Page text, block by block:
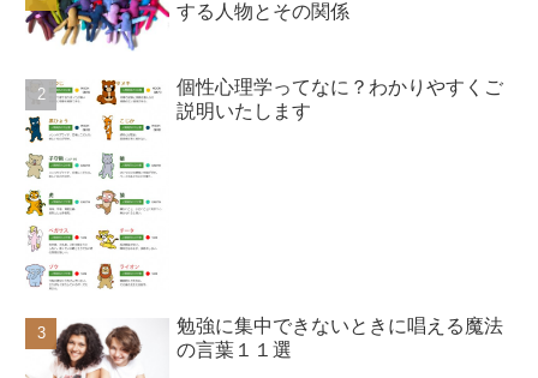
する人物とその関係
個性心理学ってなに？わかりやすくご
説明いたします
勉強に集中できないときに唱える魔法
の言葉１１選